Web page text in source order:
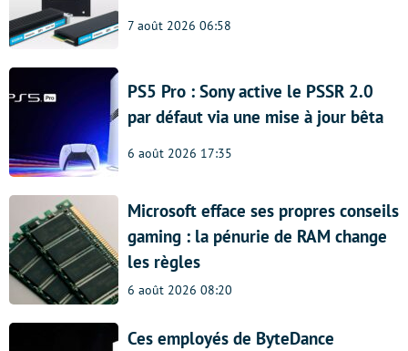
7 août 2026 06:58
PS5 Pro : Sony active le PSSR 2.0
par défaut via une mise à jour bêta
6 août 2026 17:35
Microsoft efface ses propres conseils
gaming : la pénurie de RAM change
les règles
6 août 2026 08:20
Ces employés de ByteDance